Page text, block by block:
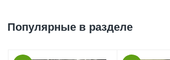
Популярные в разделе